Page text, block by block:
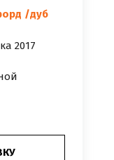
/дуб
2017